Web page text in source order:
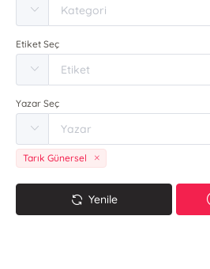
Etiket Seç
Yazar Seç
Tarık Günersel
Yenile